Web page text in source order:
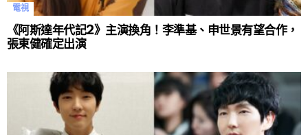
電視
《阿斯達年代記2》主演換角！李準基、申世景有望合作，
張東健確定出演